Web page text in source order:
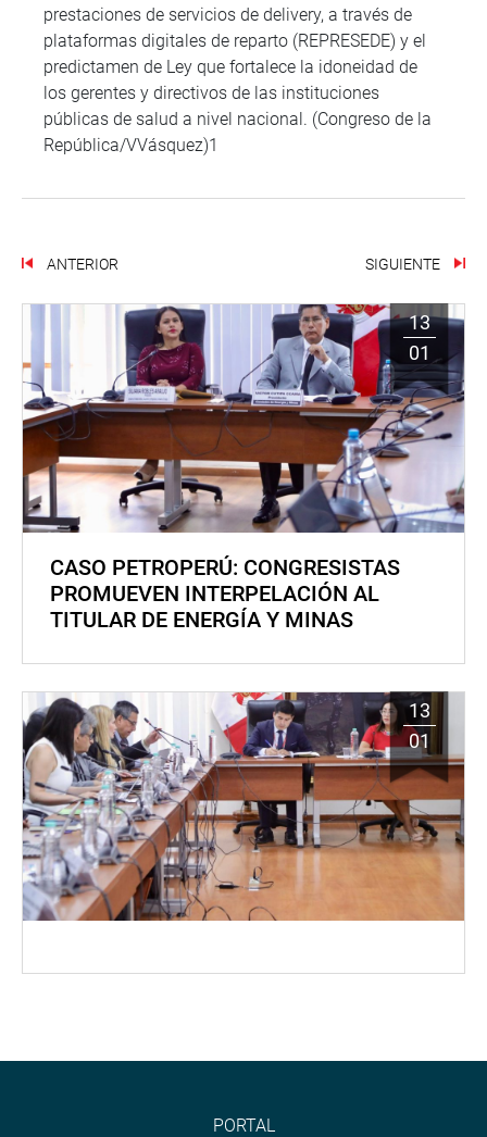
prestaciones de servicios de delivery, a través de
plataformas digitales de reparto (REPRESEDE) y el
predictamen de Ley que fortalece la idoneidad de
los gerentes y directivos de las instituciones
públicas de salud a nivel nacional. (Congreso de la
República/VVásquez)1
ANTERIOR SIGUIENTE
13
01
CASO PETROPERÚ: CONGRESISTAS
PROMUEVEN INTERPELACIÓN AL
TITULAR DE ENERGÍA Y MINAS
13
01
PORTAL